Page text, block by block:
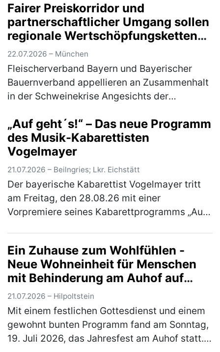
und Fußballweltmeisterscha…
Fairer Preiskorridor und
partnerschaftlicher Umgang sollen
regionale Wertschöpfungsketten
sichern
22.07.2026 – München
Fleischerverband Bayern und Bayerischer
Bauernverband appellieren an Zusammenhalt
in der Schweinekrise Angesichts der
Schweinemarkt rufen der Fleischerverband
B…(mehr)
„Auf geht´s!“ – Das neue Programm
des Musik-Kabarettisten
Vogelmayer
21.07.2026 – Beilngries; Lkr. Eichstätt
Der bayerische Kabarettist Vogelmayer tritt
am Freitag, den 28.08.26 mit einer
Vorpremiere seines Kabarettprogramms „Auf
Ein Zuhause zum Wohlfühlen -
Neue Wohneinheit für Menschen
mit Behinderung am Auhof auf
traditionellem Jahresfest
eingeweiht
21.07.2026 – Hilpoltstein
Mit einem festlichen Gottesdienst und einem
gewohnt bunten Programm fand am Sonntag,
19. Juli 2026, das Jahresfest am Auhof statt.